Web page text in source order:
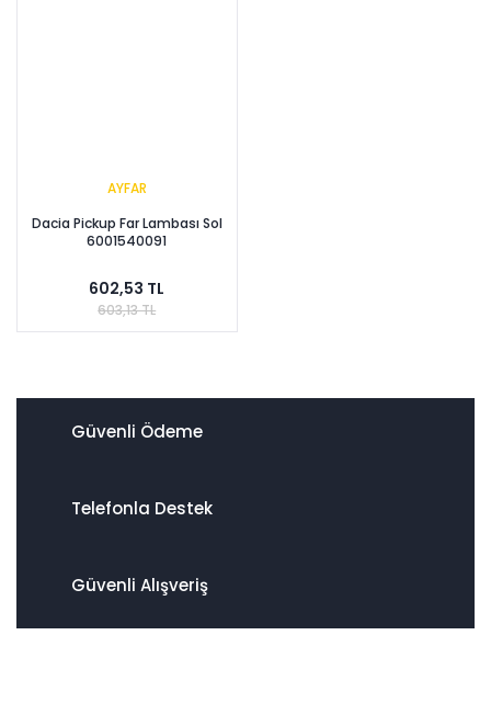
AYFAR
Dacia Pickup Far Lambası Sol
6001540091
602,53 TL
603,13 TL
Güvenli Ödeme
Telefonla Destek
Güvenli Alışveriş